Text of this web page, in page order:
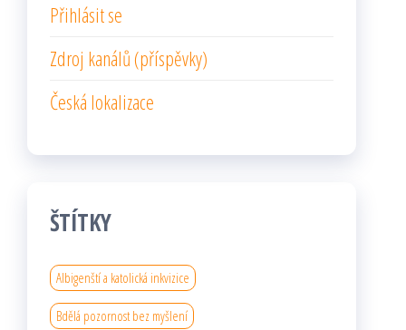
Přihlásit se
Zdroj kanálů (příspěvky)
Česká lokalizace
ŠTÍTKY
Albigenští a katolická inkvizice
Bdělá pozornost bez myšlení